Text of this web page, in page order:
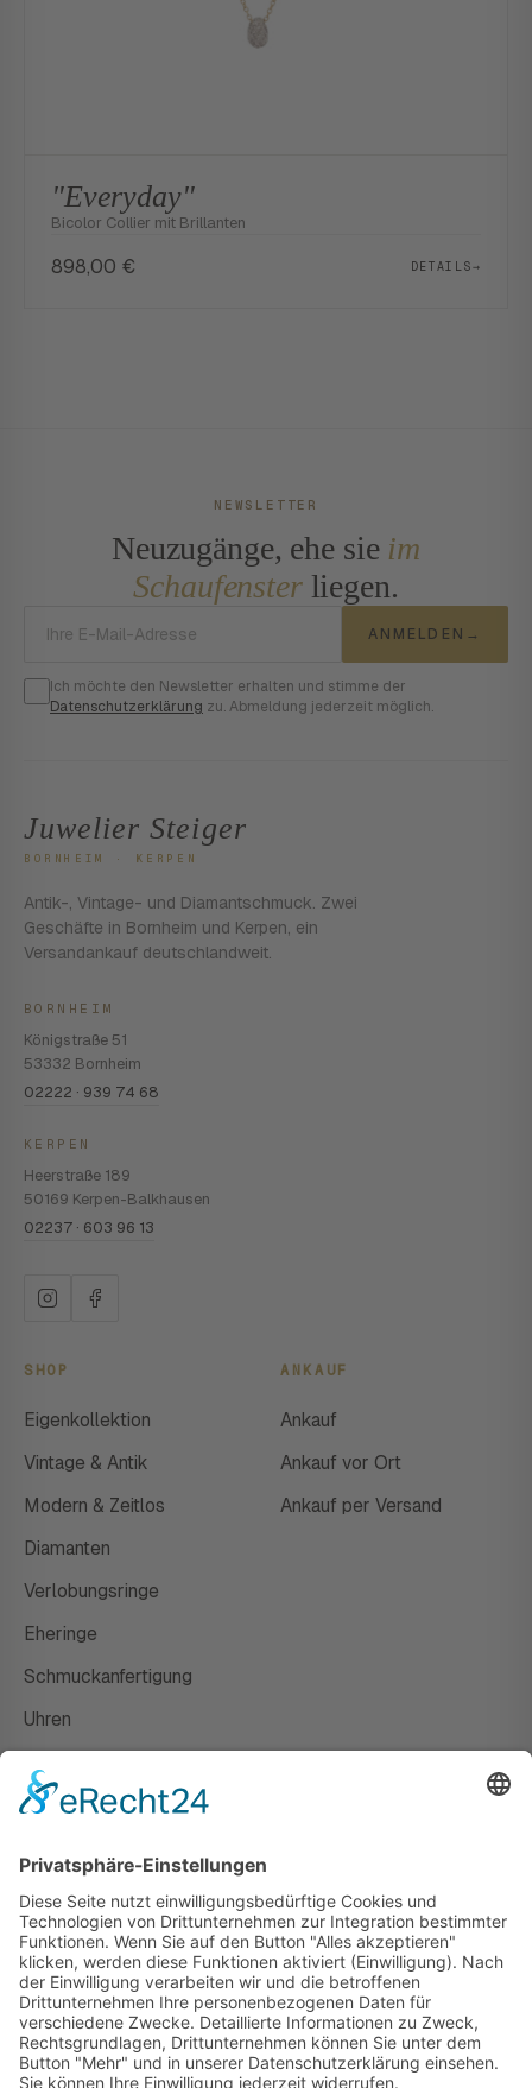
"Everyday"
Bicolor Collier mit Brillanten
898,00 € DETAILS→
NEWSLETTER
Neuzugänge, ehe sie im
Schaufensterliegen.
ANMELDEN →
Ich möchte den Newsletter erhalten und stimme der
Datenschutzerklärung zu. Abmeldung jederzeit möglich.
Juwelier Steiger
BORNHEIM · KERPEN
Antik-, Vintage- und Diamantschmuck. Zwei
Geschäfte in Bornheim und Kerpen, ein
Versandankauf deutschlandweit.
BORNHEIM
Königstraße 51
53332 Bornheim
02222 · 939 74 68
KERPEN
Heerstraße 189
50169 Kerpen-Balkhausen
02237 · 603 96 13
SHOP
Eigenkollektion
Vintage & Antik
Modern & Zeitlos
Diamanten
Verlobungsringe
Eheringe
Schmuckanfertigung
Uhren
ANKAUF
Ankauf
Ankauf vor Ort
Ankauf per Versand
Susanne Steiger
Geschäfte
Newsletter
Kontakt